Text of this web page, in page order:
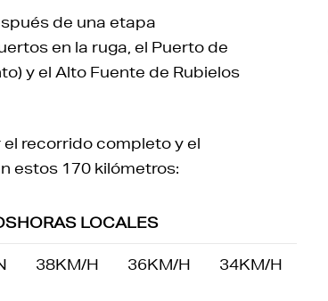
de una etapa
en la ruga, el Puerto de
y el Alto Fuente de Rubielos
recorrido completo y el
estos 170 kilómetros:
LOCALES
38KM/H 36KM/H 34KM/H